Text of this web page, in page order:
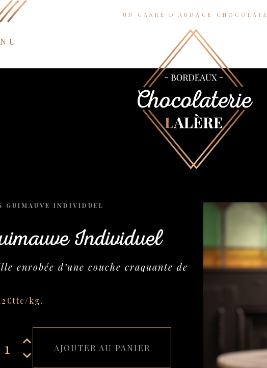
UN CARRÉ D'AUDACE CHOCOLATÉ
GUIMAUVE INDIVIDUEL
Individuel
enrobée d’une couche craquante de
kg.
AJOUTER AU PANIER